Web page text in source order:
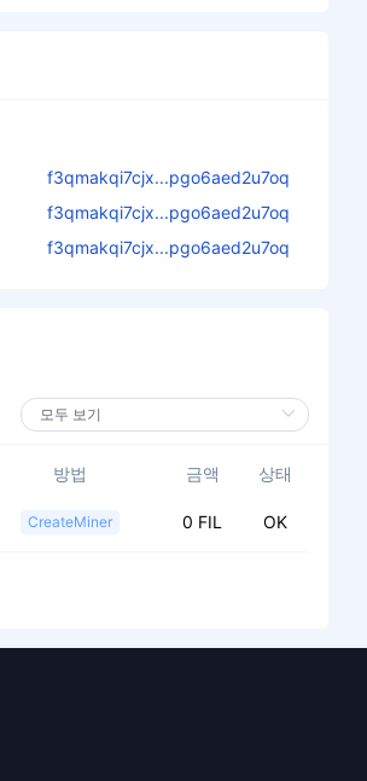
f3qmakqi7cjx...pgo6aed2u7oq
f3qmakqi7cjx...pgo6aed2u7oq
f3qmakqi7cjx...pgo6aed2u7oq
방법 금액 상태
CreateMiner 0 FIL OK